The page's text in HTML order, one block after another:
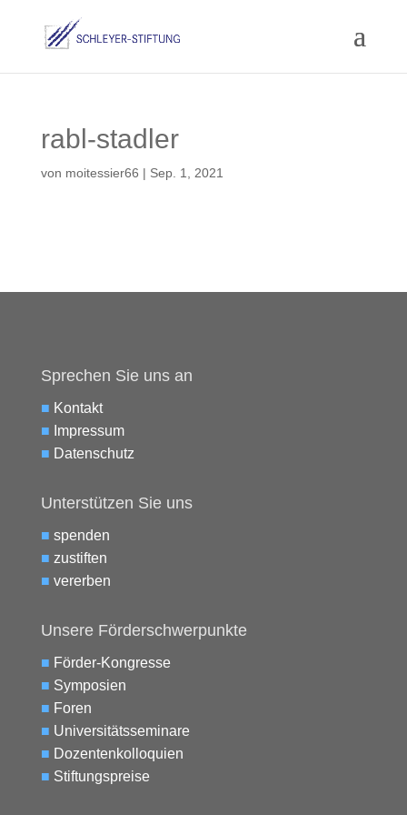
rabl-stadler
von moitessier66 | Sep. 1, 2021
Sprechen Sie uns an
■ Kontakt
■ Impressum
■ Datenschutz
Unterstützen Sie uns
■ spenden
■ zustiften
■ vererben
Unsere Förderschwerpunkte
■ Förder-Kongresse
■ Symposien
■ Foren
■ Universitätsseminare
■ Dozentenkolloquien
■ Stiftungspreise